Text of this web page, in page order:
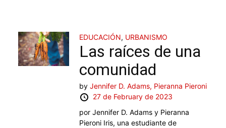
EDUCACIÓN, URBANISMO
Las raíces de una
comunidad
byJennifer D. Adams, Pieranna Pieroni
27 de February de 2023
por Jennifer D. Adams y Pieranna
Pieroni Iris, una estudiante de